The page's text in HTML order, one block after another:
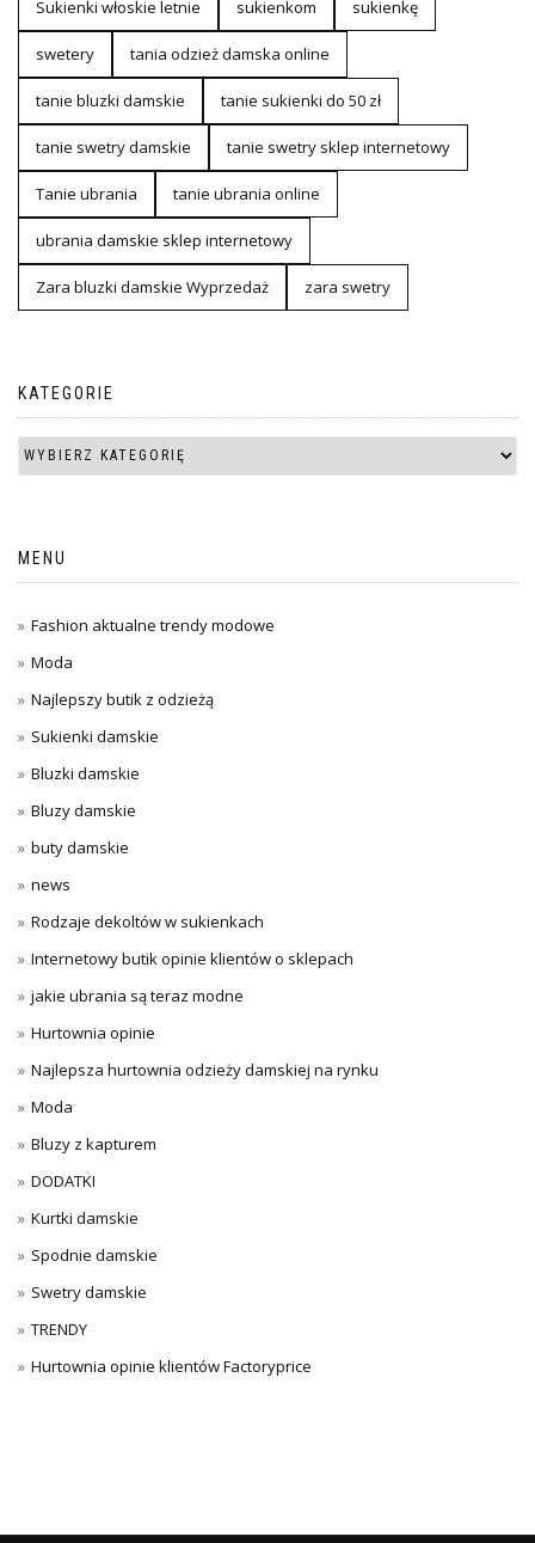
Sukienki włoskie letnie sukienkom sukienkę
swetery tania odzież damska online
tanie bluzki damskie tanie sukienki do 50 zł
tanie swetry damskie tanie swetry sklep internetowy
Tanie ubrania tanie ubrania online
ubrania damskie sklep internetowy
Zara bluzki damskie Wyprzedaż zara swetry
KATEGORIE
MENU
Fashion aktualne trendy modowe
Moda
Najlepszy butik z odzieżą
Sukienki damskie
Bluzki damskie
Bluzy damskie
buty damskie
news
Rodzaje dekoltów w sukienkach
Internetowy butik opinie klientów o sklepach
jakie ubrania są teraz modne
Hurtownia opinie
Najlepsza hurtownia odzieży damskiej na rynku
Moda
Bluzy z kapturem
DODATKI
Kurtki damskie
Spodnie damskie
Swetry damskie
TRENDY
Hurtownia opinie klientów Factoryprice